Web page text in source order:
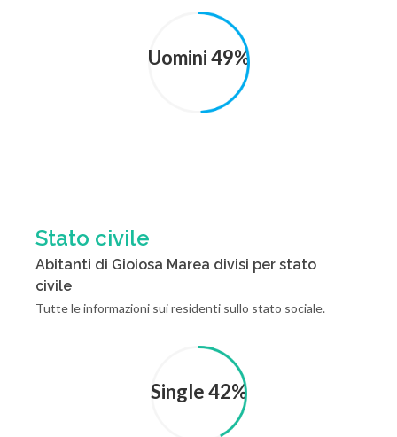
Uomini 49%
Stato civile
Abitanti di Gioiosa Marea divisi per stato
civile
Tutte le informazioni sui residenti sullo stato sociale.
Single 42%